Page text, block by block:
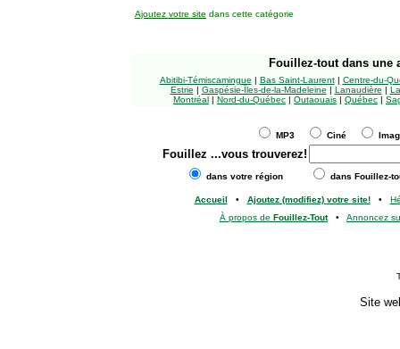
Ajoutez votre site dans cette catégorie
Fouillez-tout dans une
Abitibi-Témiscamingue | Bas Saint-Laurent| Centre-du-
Estrie | Gaspésie-Îles-de-la-Madeleine | Lanaudière |
Montréal | Nord-du-Québec | Outaouais | Québec |
MP3 Ciné
Fouillez ...vous trouverez!
dans votre région dans Fouillez-
Accueil • Ajoutez (modifiez) votre site!•
À propos de Fouillez-Tout• Annoncez
Site